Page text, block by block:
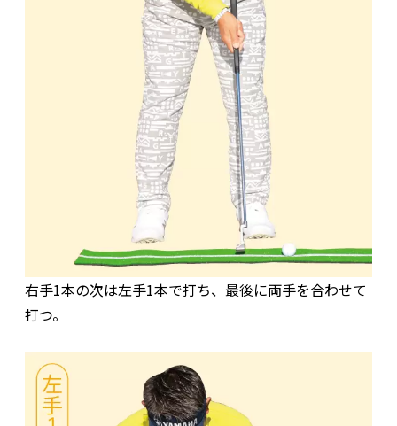
右手1本の次は左手1本で打ち、最後に両手を合わせて
打つ。